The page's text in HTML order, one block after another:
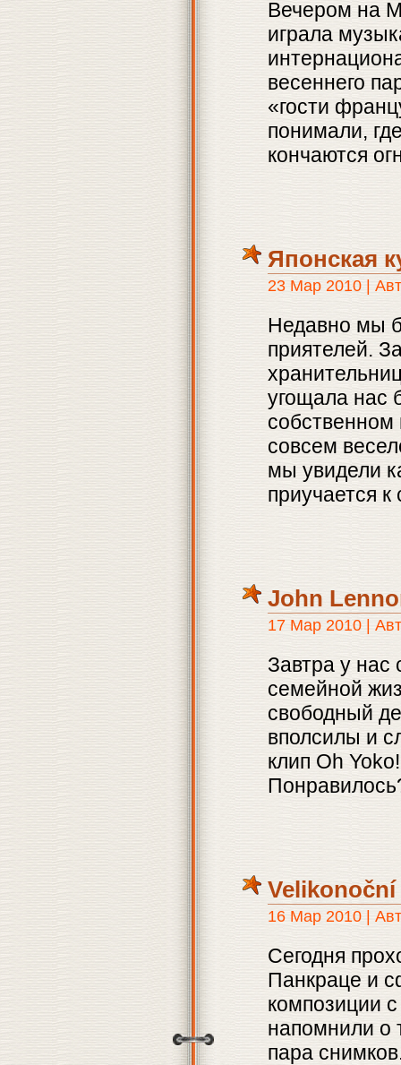
Вечером на
играла
весеннего
«гости
понимали,
кончаются
Японская
23 Мар 2010 |
Недавно мы
приятелей.
угощала нас
собственном
совсем
мы увидели
приучается к
John
17 Мар 2010 |
Завтра у
семейной
свободный
вполсилы и
клип Oh
16 Мар 2010 |
Сегодня
Панкраце и
композиции
напомнили
пара